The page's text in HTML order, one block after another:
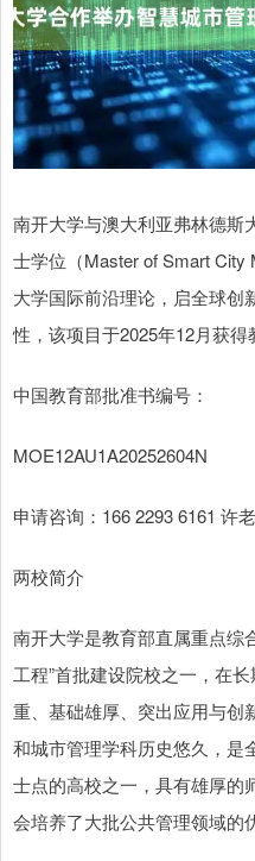
南开大学与澳大利亚弗林德斯
士学位（Master of Smart City
大学国际前沿理论，启全球创
性，该项目于2025年12月获得
中国教育部批准书编号：
MOE12AU1A20252604N
申请咨询：166 2293 6161 许
两校简介
南开大学是教育部直属重点综
工程”首批建设院校之一，在
重、基础雄厚、突出应用与创
和城市管理学科历史悠久，是
士点的高校之一，具有雄厚的
会培养了大批公共管理领域的